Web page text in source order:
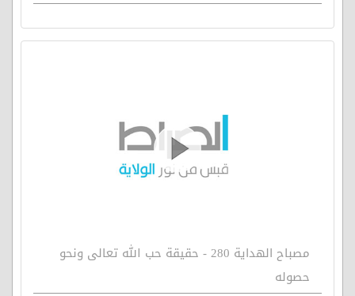
مصباح الهداية 280 - حقيقة حب الله تعالى ونحو
حصوله